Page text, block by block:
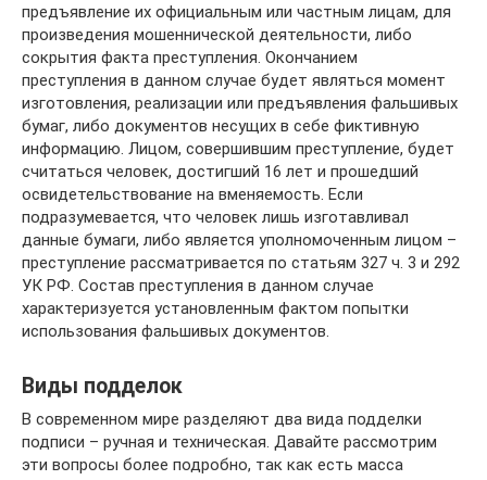
предъявление их официальным или частным лицам, для
произведения мошеннической деятельности, либо
сокрытия факта преступления. Окончанием
преступления в данном случае будет являться момент
изготовления, реализации или предъявления фальшивых
бумаг, либо документов несущих в себе фиктивную
информацию. Лицом, совершившим преступление, будет
считаться человек, достигший 16 лет и прошедший
освидетельствование на вменяемость. Если
подразумевается, что человек лишь изготавливал
данные бумаги, либо является уполномоченным лицом –
преступление рассматривается по статьям 327 ч. 3 и 292
УК РФ. Состав преступления в данном случае
характеризуется установленным фактом попытки
использования фальшивых документов.
Виды подделок
В современном мире разделяют два вида подделки
подписи – ручная и техническая. Давайте рассмотрим
эти вопросы более подробно, так как есть масса